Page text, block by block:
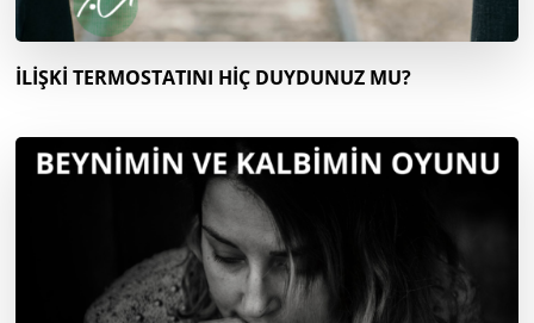
İLİŞKİ TERMOSTATINI HİÇ DUYDUNUZ MU?